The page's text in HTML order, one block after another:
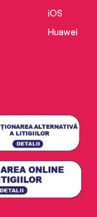
iOS
Huawei